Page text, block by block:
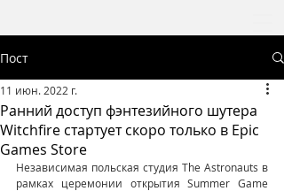
Пост
Ранний доступ фэнтезийного шутера
Witchfire стартует скоро только в Epic
Games Store
11 июн. 2022 г.
Независимая польская студия The Astronauts в
рамках церемонии открытия Summer Game